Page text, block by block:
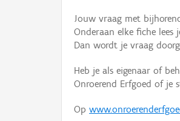
Jouw vraag met
Onderaan elke fiche
Dan wordt je vraag
Heb je als eigenaar of
Onroerend Erfgoed of je
Op